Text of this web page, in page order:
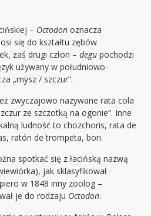
– Octodon oznacza
się do kształtu zębów
zaś drugi człon –degu pochodzi
używany w południowo-
„mysz / szczur”.
zwyczajowo nazywane rata cola
ze szczotką na ogonie”. Inne
ludność to chozchoris, rata de
ratón de trompeta, bori.
spotkać się z łacińską nazwą
jak sklasyfikował
w 1848 inny zoolog –
je do rodzaju Octodon.